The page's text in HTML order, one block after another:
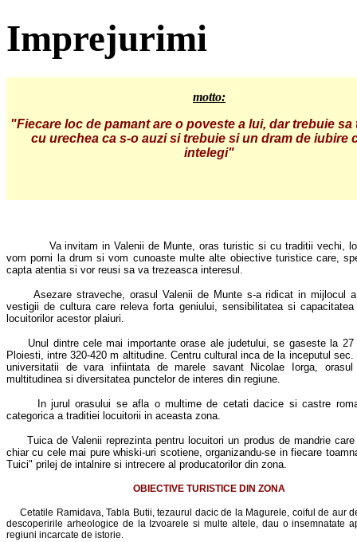
Imprejurimi
motto:
"Fiecare loc de pamant are o poveste a lui, dar trebuie sa
cu urechea ca s-o auzi si trebuie si un dram de iubire
intelegi"
Va invitam in Valenii de Munte, oras turistic si cu traditii vechi,
vom porni la drum si vom cunoaste multe alte obiective turistice care,
capta atentia si vor reusi sa va trezeasca interesul.
Asezare straveche, orasul Valenii de Munte s-a ridicat in mijlocul a
vestigii de cultura care releva forta geniului, sensibilitatea si capacitatea
locuitorilor acestor plaiuri.
Unul dintre cele mai importante orase ale judetului, se gaseste la 27
Ploiesti, intre 320-420 m altitudine. Centru cultural inca de la inceputul
universitatii de vara infiintata de marele savant Nicolae Iorga, orasul
multitudinea si diversitatea punctelor de interes din regiune.
In jurul orasului se afla o multime de cetati dacice si castre
categorica a traditiei locuitorii in aceasta zona.
Tuica de Valenii reprezinta pentru locuitori un produs de mandrie care
chiar cu cele mai pure whiski-uri scotiene, organizandu-se in fiecare
Tuici" prilej de intalnire si intrecere al producatorilor din zona.
OBIECTIVE TURISTICE DIN ZONA
Cetatile Ramidava, Tabla Butii, tezaurul dacic de la Magurele, coiful de aur
descoperirile arheologice de la Izvoarele si multe altele, dau o insemnatate
regiuni incarcate de istorie.